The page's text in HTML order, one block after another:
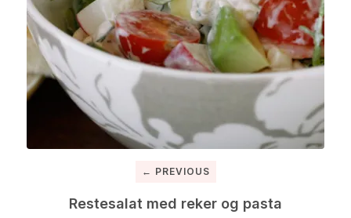
← PREVIOUS
Restesalat med reker og pasta